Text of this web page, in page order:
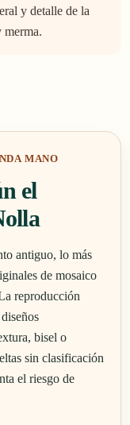
y detalle de la
merma.
MANO
el
antiguo, lo más
de mosaico
reproducción
bisel o
sin clasificación
el riesgo de